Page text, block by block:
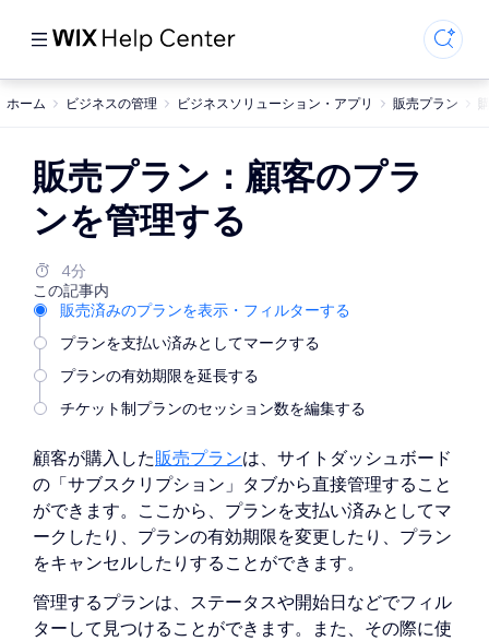
ホーム ビジネスの管理 ビジネスソリューション・アプリ 販売プラン
販売プラン：顧客のプラ
ンを管理する
4分
この記事内
販売済みのプランを表示・フィルターする
プランを支払い済みとしてマークする
プランの有効期限を延長する
チケット制プランのセッション数を編集する
顧客が購入した販売プランは、サイトダッシュボード
の「サブスクリプション」タブから直接管理すること
ができます。ここから、プランを支払い済みとしてマ
ークしたり、プランの有効期限を変更したり、プラン
をキャンセルしたりすることができます。
管理するプランは、ステータスや開始日などでフィル
ターして見つけることができます。また、その際に使